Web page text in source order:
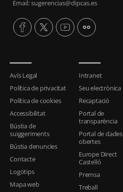
Email: sugerencias@dipcas.es
Avís Legal
Política de privacitat
Política de cookies
Accessibilitat
Bústia de
suiggeriments
Bústia denuncies
Contacte
Logotips
Mapa web
Intranet
Seu electrònica
Recaptació
Portal de
transparència
Portal de dades
obertes
Europe Direct
Castelló
Premsa
Treball